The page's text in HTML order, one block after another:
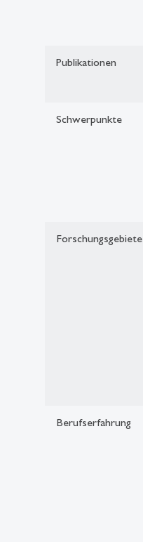
Publikationen
Schwerpunkte
Forschungsgebiete
Berufserfahrung